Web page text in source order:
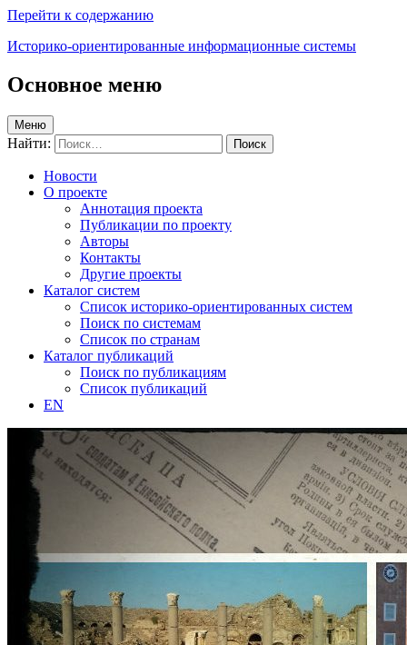
Перейти к содержанию
Историко-ориентированные информационные системы
Основное меню
Меню
Найти:
Новости
О проекте
Аннотация проекта
Публикации по проекту
Авторы
Контакты
Другие проекты
Каталог систем
Список историко-ориентированных систем
Поиск по системам
Список по странам
Каталог публикаций
Поиск по публикациям
Список публикаций
EN